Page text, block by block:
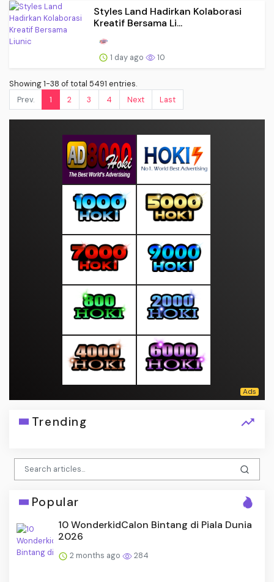
Styles Land Hadirkan Kolaborasi
Kreatif Bersama Li...
1 day ago 10
Showing 1-38 of total 5491 entries.
Prev.
1 2 3 4 Next Last
Trending
Popular
10 WonderkidCalon Bintang di Piala Dunia
2026
2 months ago 284